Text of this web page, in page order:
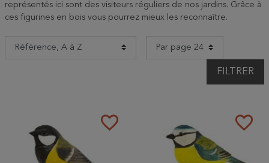
représentés ici sont des visiteurs réguliers de nos jardins. Grâce à
ces figurines en bois vous pourrez mieux les reconnaître.
FILTRER
favorite_border favorite_border